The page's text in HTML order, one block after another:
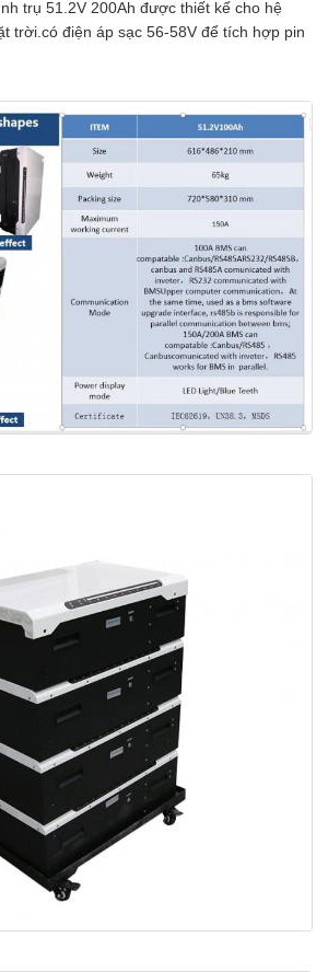
trụ 51.2V 200Ah được thiết kế cho hệ
trời.có điện áp sạc 56-58V để tích hợp pin